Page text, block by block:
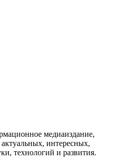
медиаиздание,
интересных,
технологий и развития.